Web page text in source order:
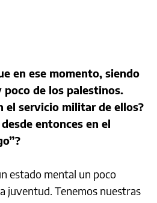
en ese momento, siendo
de los palestinos.
el servicio militar de ellos?
entonces en el
estado mental un poco
juventud. Tenemos nuestras